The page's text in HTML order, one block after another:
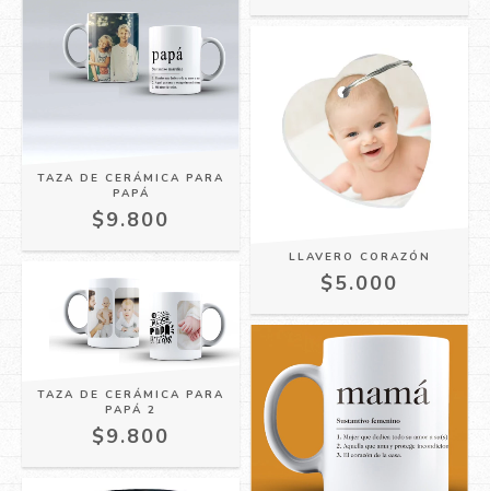
TAZA DE CERÁMICA PARA
PAPÁ
$9.800
LLAVERO CORAZÓN
$5.000
TAZA DE CERÁMICA PARA
PAPÁ 2
$9.800